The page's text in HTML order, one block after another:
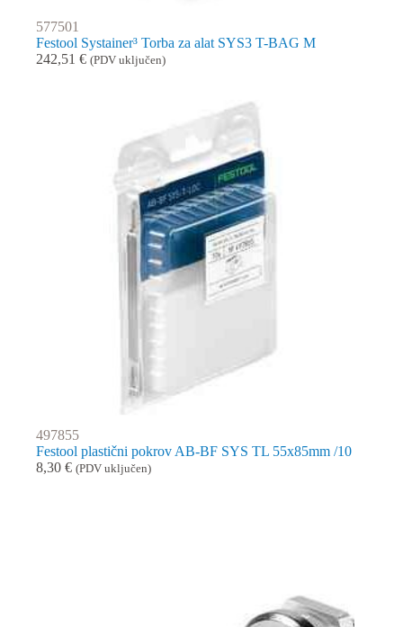
577501
Festool Systainer³ Torba za alat SYS3 T-BAG M
242,51 € (PDV uključen)
497855
Festool plastični pokrov AB-BF SYS TL 55x85mm /10
8,30 € (PDV uključen)